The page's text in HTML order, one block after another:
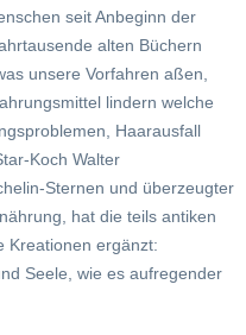
seit Anbeginn der
alten Büchern
unsere Vorfahren aßen,
lindern welche
Haarausfall
Koch Walter
Sternen und überzeugter
hat die teils antiken
Kreationen ergänzt:
Seele, wie es aufregender